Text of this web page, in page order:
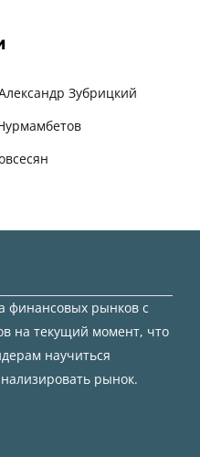
Зубрицкий
финансовых рынков с
на текущий момент, что
научиться
рынок.